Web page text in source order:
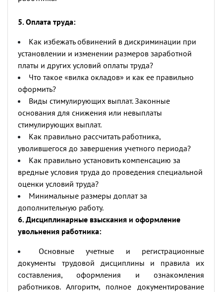
5. Оплата труда:
Как избежать обвинений в дискриминации при
установлении и изменении размеров заработной
платы и других условий оплаты труда?
Что такое «вилка окладов» и как ее правильно
оформить?
Виды стимулирующих выплат. Законные
основания для снижения или невыплаты
стимулирующих выплат.
Как правильно рассчитать работника,
уволившегося до завершения учетного периода?
Как правильно установить компенсацию за
вредные условия труда до проведения специальной
оценки условий труда?
Минимальные размеры доплат за
дополнительную работу.
6. Дисциплинарные взыскания и оформление
увольнения работника:
Основные учетные и регистрационные
документы трудовой дисциплины и правила их
составления, оформления и ознакомления
работников. Алгоритм, полное документирование